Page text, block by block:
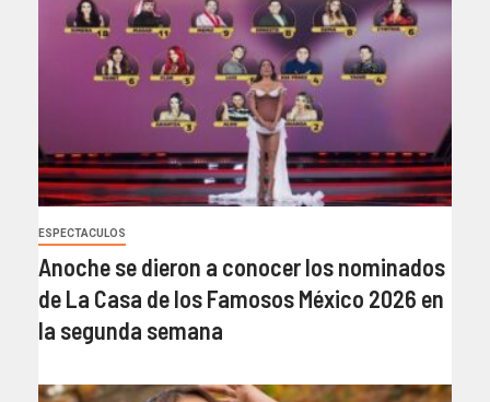
ESPECTACULOS
Anoche se dieron a conocer los nominados
de La Casa de los Famosos México 2026 en
la segunda semana